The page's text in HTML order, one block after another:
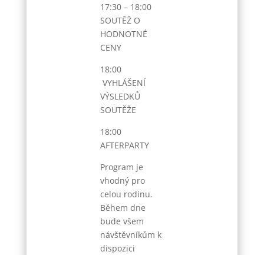
17:30 – 18:00
SOUTĚŽ O
HODNOTNÉ
CENY
18:00
VYHLÁŠENÍ
VÝSLEDKŮ
SOUTĚŽE
18:00
AFTERPARTY
Program je
vhodný pro
celou rodinu.
Během dne
bude všem
návštěvníkům k
dispozici